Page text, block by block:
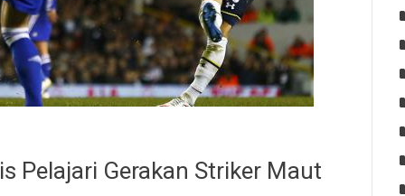
Pelajari Gerakan Striker Maut